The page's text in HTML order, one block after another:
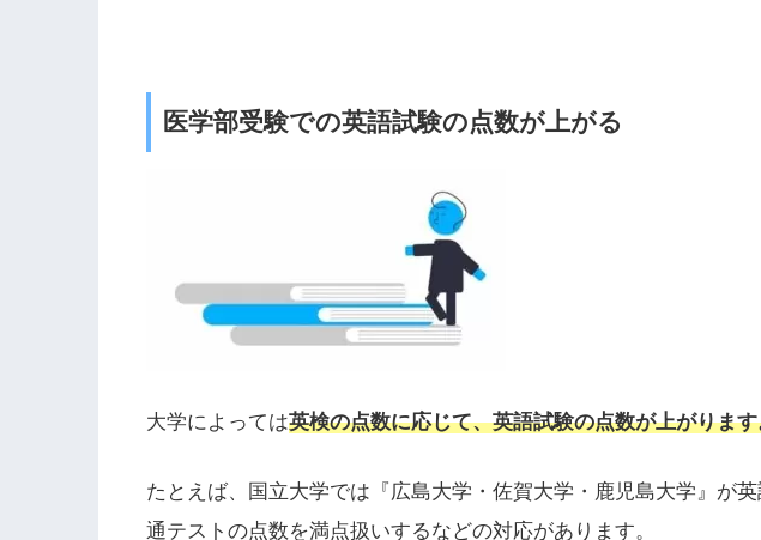
医学部受験での英語試験の点数が上がる
大学によっては英検の点数に応じて、英語試験の点数が上がりま
たとえば、国立大学では『広島大学・佐賀大学・鹿児島大学』が
通テストの点数を満点扱いするなどの対応があります。